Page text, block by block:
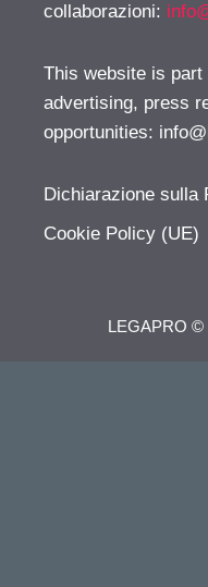
collaborazioni:
This website is
advertising, press
opportunities:
Dichiarazione sulla
Cookie Policy (UE)
LEGAPRO ©